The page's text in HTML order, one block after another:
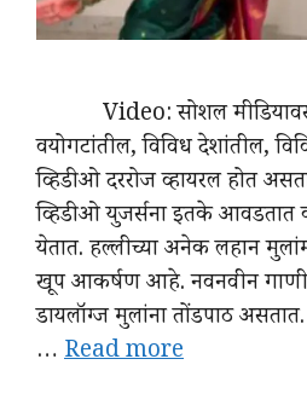
Video: सोशल मीडियावर
वयोगटांतील, विविध देशांतील,
व्हिडीओ दररोज व्हायरल होत
व्हिडीओ युजर्सना इतके
येतात. हल्लीच्या अनेक लहान
खूप आकर्षण आहे. नवनवीन गाणी,
डायलॉग्ज मुलांना तोंडपाठ
… Read more